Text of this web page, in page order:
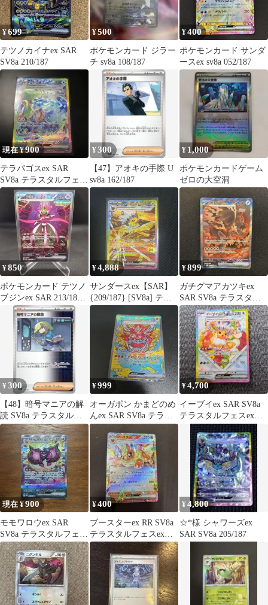
¥699
テツノカイナex SAR
SV8a 210/187
¥500
ポケモンカード ジラー
チ sv8a 108/187
¥400
ポケモンカード サンダ
ースex sv8a 052/187
現在 ¥900
テラパゴスex SAR
SV8a テラスタルフェス
ex 226/187
¥300
【47】アオキの手際 U
sv8a 162/187
¥ 1,000
ポケモンカードゲーム
ゼロの大空洞
¥850
ポケモンカード テツノ
ブジンex SAR 213/187
SV8a
¥4,888
サンダースex【SAR】
{209/187} [SV8a] テラ
スタルフェス
¥899
ガチグマアカツキex
SAR SV8a テラスタル
フェス 225/187
¥300
【48】暗号マニアの解
読 SV8a テラスタルフ
ェスex 165/187
¥999
オーガポン かまどのめ
んex SAR SV8a テラス
タルフェスex 204/…
¥4,700
イーブイex SAR SV8a
テラスタルフェスex
224/187
現在 ¥900
モモワロウex SAR
SV8a テラスタルフェス
ex 219/187
¥400
ブースターex RR SV8a
テラスタルフェスex
022/187
¥4,800
☆*様 シャワーズex
SAR SV8a 205/187